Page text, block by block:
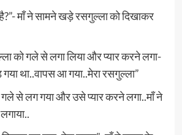
माँ ने सामने खड़े रसगुल्ला को दिखाकर
को गले से लगा लिया और प्यार करने लगा-
था..वापस आ गया..मेरा रसगुल्ला”
से लग गया और उसे प्यार करने लगा..माँ ने